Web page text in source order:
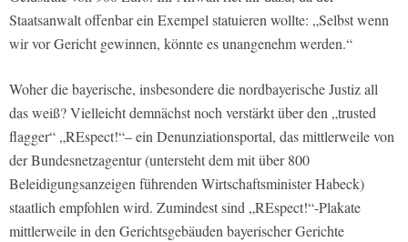
Staatsanwalt offenbar ein Exempel statuieren wollte: „Selbst wenn
wir vor Gericht gewinnen, könnte es unangenehm werden.“
Woher die bayerische, insbesondere die nordbayerische Justiz all
das weiß? Vielleicht demnächst noch verstärkt über den „trusted
flagger“ „REspect!“– ein Denunziationsportal, das mittlerweile von
der Bundesnetzagentur (untersteht dem mit über 800
Beleidigungsanzeigen führenden Wirtschaftsminister Habeck)
staatlich empfohlen wird. Zumindest sind „REspect!“-Plakate
mittlerweile in den Gerichtsgebäuden bayerischer Gerichte